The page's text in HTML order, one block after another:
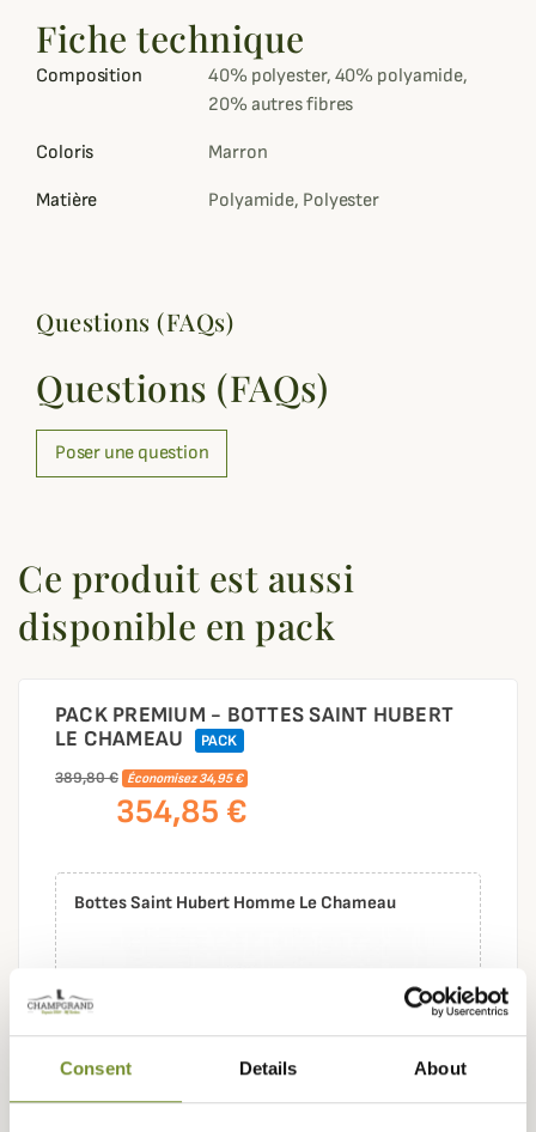
Consent Details About
Fiche technique
Composition
40% polyester, 40% polyamide,
20% autres fibres
Coloris Marron
Matière Polyamide, Polyester
Questions (FAQs)
Questions (FAQs)
Poser une question
Ce produit est aussi
disponible en pack
PACK PREMIUM - BOTTES SAINT HUBERT
LE CHAMEAU
PACK
389,80 €
Économisez 34,95 €
354,85 €
Bottes Saint Hubert Homme Le Chameau